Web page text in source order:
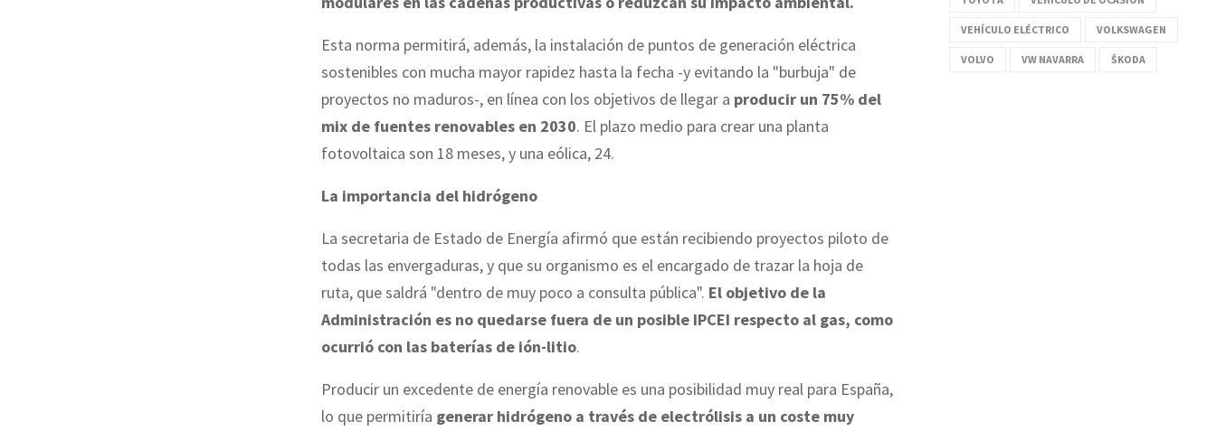
Esta norma permitirá, además, la instalación de puntos de generación eléctrica
sostenibles con mucha mayor rapidez hasta la fecha -y evitando la "burbuja" de
proyectos no maduros-, en línea con los objetivos de llegar a producir un 75% del
mix de fuentes renovables en 2030. El plazo medio para crear una planta
fotovoltaica son 18 meses, y una eólica, 24.
La importancia del hidrógeno
La secretaria de Estado de Energía afirmó que están recibiendo proyectos piloto de
todas las envergaduras, y que su organismo es el encargado de trazar la hoja de
ruta, que saldrá "dentro de muy poco a consulta pública". El objetivo de la
Administración es no quedarse fuera de un posible IPCEI respecto al gas, como
ocurrió con las baterías de ión-litio.
Producir un excedente de energía renovable es una posibilidad muy real para España,
lo que permitiría generar hidrógeno a través de electrólisis a un coste muy
VEHÍCULO ELÉCTRICO VOLKSWAGEN
VOLVO VW NAVARRA ŠKODA